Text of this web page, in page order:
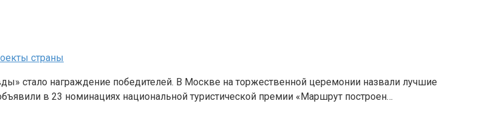
страны
стало награждение победителей. В Москве на торжественной церемонии назвали лучшие
в 23 номинациях национальной туристической премии «Маршрут построен…